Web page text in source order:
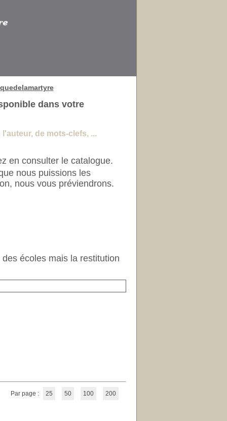
de mots-clefs, ...
en consulter le catalogue.
nous puissions les
nous vous préviendrons.
écoles mais la restitution
Par page : 25 50 100 200
dans votre